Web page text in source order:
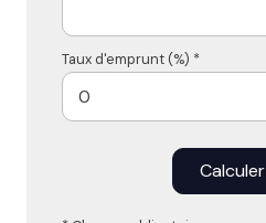
Taux d'emprunt (%) *
Calculer